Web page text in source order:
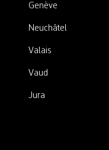
Genève
Neuchâtel
Valais
Vaud
Jura